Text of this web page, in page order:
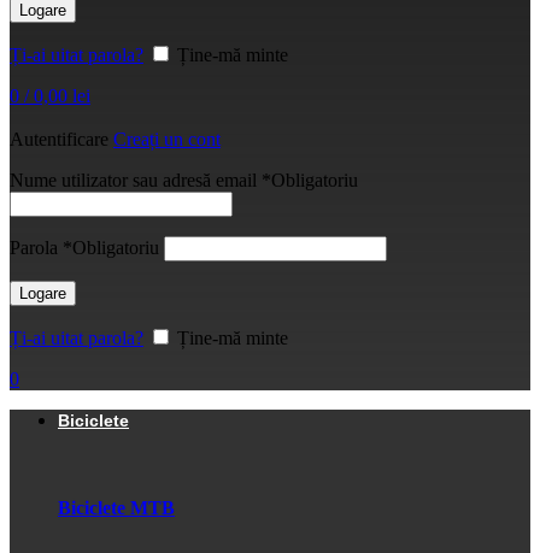
Logare
Ți-ai uitat parola?
Ține-mă minte
0 / 0,00 lei
Autentificare Creați un cont
Nume utilizator sau adresă email *Obligatoriu
Parola *Obligatoriu
Logare
Ți-ai uitat parola?
Ține-mă minte
0
Biciclete
Biciclete MTB